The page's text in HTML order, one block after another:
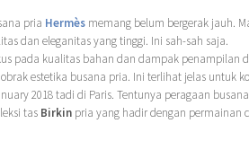
pria Hermès memang belum bergerak jauh.
dan eleganitas yang tinggi. Ini sah-sah saja.
pada kualitas bahan dan dampak penampilan
estetika busana pria. Ini terlihat jelas untuk
2018 tadi di Paris. Tentunya peragaan
tas Birkin pria yang hadir dengan permainan